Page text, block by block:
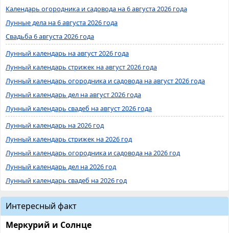
Календарь огородника и садовода на 6 августа 2026 года
Лунные дела на 6 августа 2026 года
Свадьба 6 августа 2026 года
Лунный календарь на август 2026 года
Лунный календарь стрижек на август 2026 года
Лунный календарь огородника и садовода на август 2026 года
Лунный календарь дел на август 2026 года
Лунный календарь свадеб на август 2026 года
Лунный календарь на 2026 год
Лунный календарь стрижек на 2026 год
Лунный календарь огородника и садовода на 2026 год
Лунный календарь дел на 2026 год
Лунный календарь свадеб на 2026 год
Интересный факт
Меркурий и Солнце